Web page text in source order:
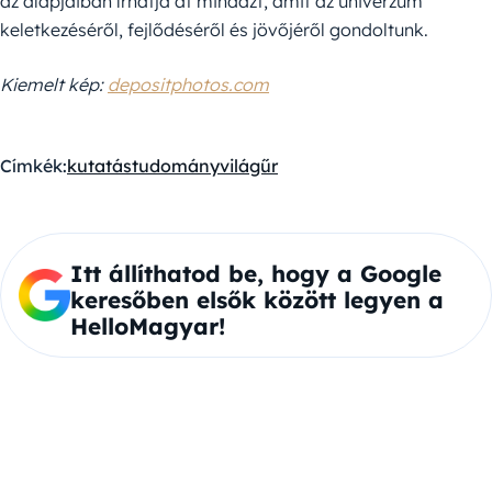
keletkezéséről, fejlődéséről és jövőjéről gondoltunk.
Kiemelt kép: depositphotos.com
Címkék:kutatástudományvilágűr
Itt állíthatod be, hogy a Google
keresőben elsők között legyen a
HelloMagyar!